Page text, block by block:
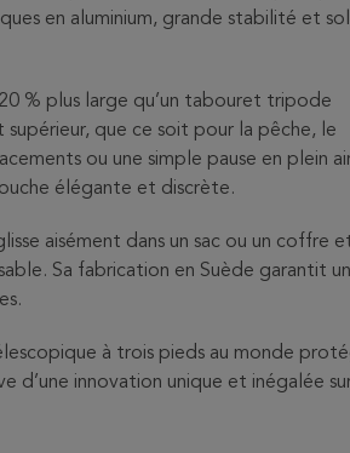
en aluminium, grande stabilité et
% plus large qu’un tabouret tripode
que ce soit pour la pêche, le
ou une simple pause en plein
élégante et discrète.
aisément dans un sac ou un coffre
Sa fabrication en Suède garantit
à trois pieds au monde
d’une innovation unique et inégalée